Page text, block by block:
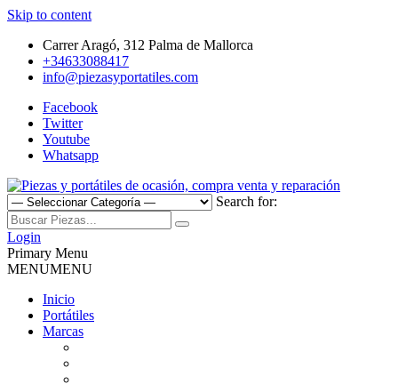
Skip to content
Carrer Aragó, 312 Palma de Mallorca
+34633088417
info@piezasyportatiles.com
Facebook
Twitter
Youtube
Whatsapp
Piezas y portátiles de ocasión,
compra venta y reparación
Todo lo que necesitas para reparar tu portatil, Pantallas, Teclas,
Teclados, Baterías, Carcasas, Placas, Gráficas, Procesadores,
Ventiladores
Search for:
Login
Primary Menu
MENUMENU
Inicio
Portátiles
Marcas